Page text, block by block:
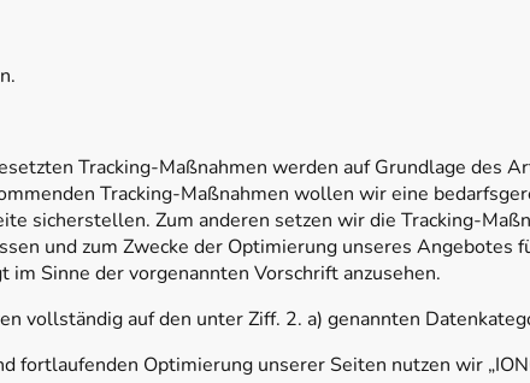
Tracking-Maßnahmen werden auf Grundlage des
Tracking-Maßnahmen wollen wir eine
sicherstellen. Zum anderen setzen wir die Tracking-
und zum Zwecke der Optimierung unseres Angebotes
Sinne der vorgenannten Vorschrift anzusehen.
vollständig auf den unter Ziff. 2. a) genannten
fortlaufenden Optimierung unserer Seiten nutzen wir